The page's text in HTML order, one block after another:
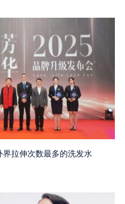
拉伸次数最多的洗发水